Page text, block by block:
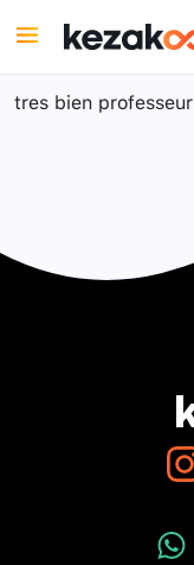
tres bien professeur